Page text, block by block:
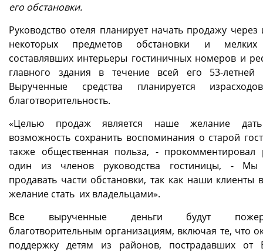
его обстановки.
Руководство отеля планирует начать продажу через
некоторых предметов обстановки и
составлявших интерьеры гостиничных номеров и
главного здания в течение всей его 53-летней
Вырученные средства планируется
благотворительность.
«Целью продаж является наше желание
возможность сохранить воспоминания о старой
также общественная польза, - прокомментировал
один из членов руководства гостиницы, -
продавать части обстановки, так как наши клиенты
желание стать их владельцами».
Все вырученные деньги будут
благотворительным организациям, включая те, что
поддержку детям из районов, пострадавших от